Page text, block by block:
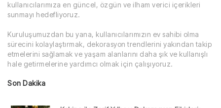
kullanıcılarımıza en güncel, özgün ve ilham verici içerikleri
sunmayı hedefliyoruz.
Kuruluşumuzdan bu yana, kullanıcılarımızın ev sahibi olma
sürecini kolaylaştırmak, dekorasyon trendlerini yakından takip
etmelerini sağlamak ve yaşam alanlarını daha şık ve kullanışlı
hale getirmelerine yardımcı olmak için çalışıyoruz.
Son Dakika